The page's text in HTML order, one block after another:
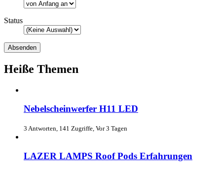
Status
Heiße Themen
Nebelscheinwerfer H11 LED
3 Antworten, 141 Zugriffe, Vor 3 Tagen
LAZER LAMPS Roof Pods Erfahrungen